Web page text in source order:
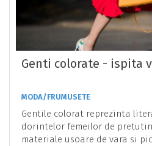
Genti colorate - ispita
MODA/FRUMUSETE
Gentile colorat reprezinta
dorintelor femeilor de
materiale usoare de vara si